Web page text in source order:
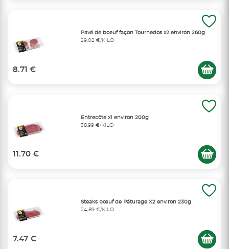
Pavé de boeuf façon Tournedos x2 environ 260g
29,02 €/KILO
8.71 €
Entrecôte x1 environ 200g
38,99 €/KILO
11.70 €
Steaks bœuf de Pâturage X2 environ 230g
24,89 €/KILO
7.47 €